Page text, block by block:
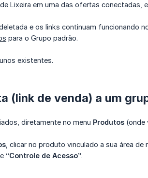
Lixeira em uma das ofertas conectadas,
e os links continuam funcionando
para o Grupo padrão.
existentes.
(link de venda) a um
diretamente no menu Produtos (onde
, clicar no produto vinculado a sua área de
“Controle de Acesso”.